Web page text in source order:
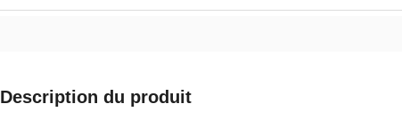
Description du produit